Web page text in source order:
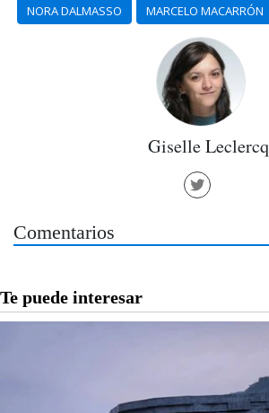
NORA DALMASSO MARCELO MACARRÓN
Giselle Leclercq
Comentarios